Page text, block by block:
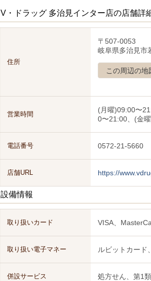
V・ドラッグ 多治見インター店の店舗詳
住所
〒507-0053
岐阜県多治見市
この周辺の地
営業時間
(月曜)09:00〜
0〜21:00、(金
電話番号 0572-21-5660
店舗URL https://
設備情報
取り扱いカード VISA、
取り扱い電子マネー ルビットカード
併設サービス 処方せん、第1